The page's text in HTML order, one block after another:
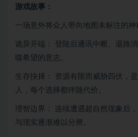
游戏故事：
一场意外将众人带向地图未标注的神
诡异开端： 登陆后通讯中断、退路
噬希望的意志。
生存抉择： 资源有限而威胁四伏，
人，每个选择都伴随代价。
理智边界： 连续遭遇超自然现象后
与现实逐渐难以分辨。